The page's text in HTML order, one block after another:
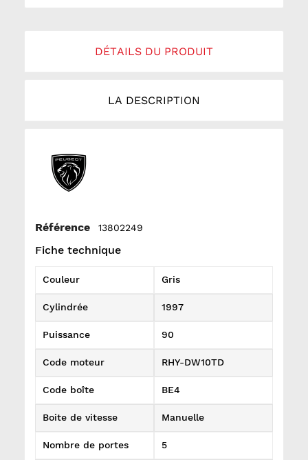
DÉTAILS DU PRODUIT
LA DESCRIPTION
Référence 13802249
Fiche technique
Couleur Gris
Cylindrée 1997
Puissance 90
Code moteur RHY-DW10TD
Code boîte BE4
Boite de vitesse Manuelle
Nombre de portes 5